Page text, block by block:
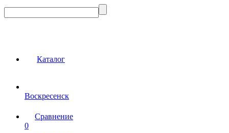
Каталог
Воскресенск
Сравнение
0